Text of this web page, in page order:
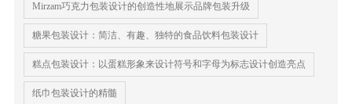
Mirzam巧克力包装设计的创造性地展示品牌包装升级
糖果包装设计：简洁、有趣、独特的食品饮料包装设计
糕点包装设计：以蛋糕形象来设计符号和字母为标志设计创造亮点
纸巾包装设计的精髓